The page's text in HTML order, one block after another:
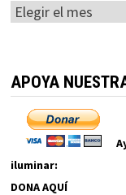
Archivos
APOYA
iluminar:
DONA AQUÍ